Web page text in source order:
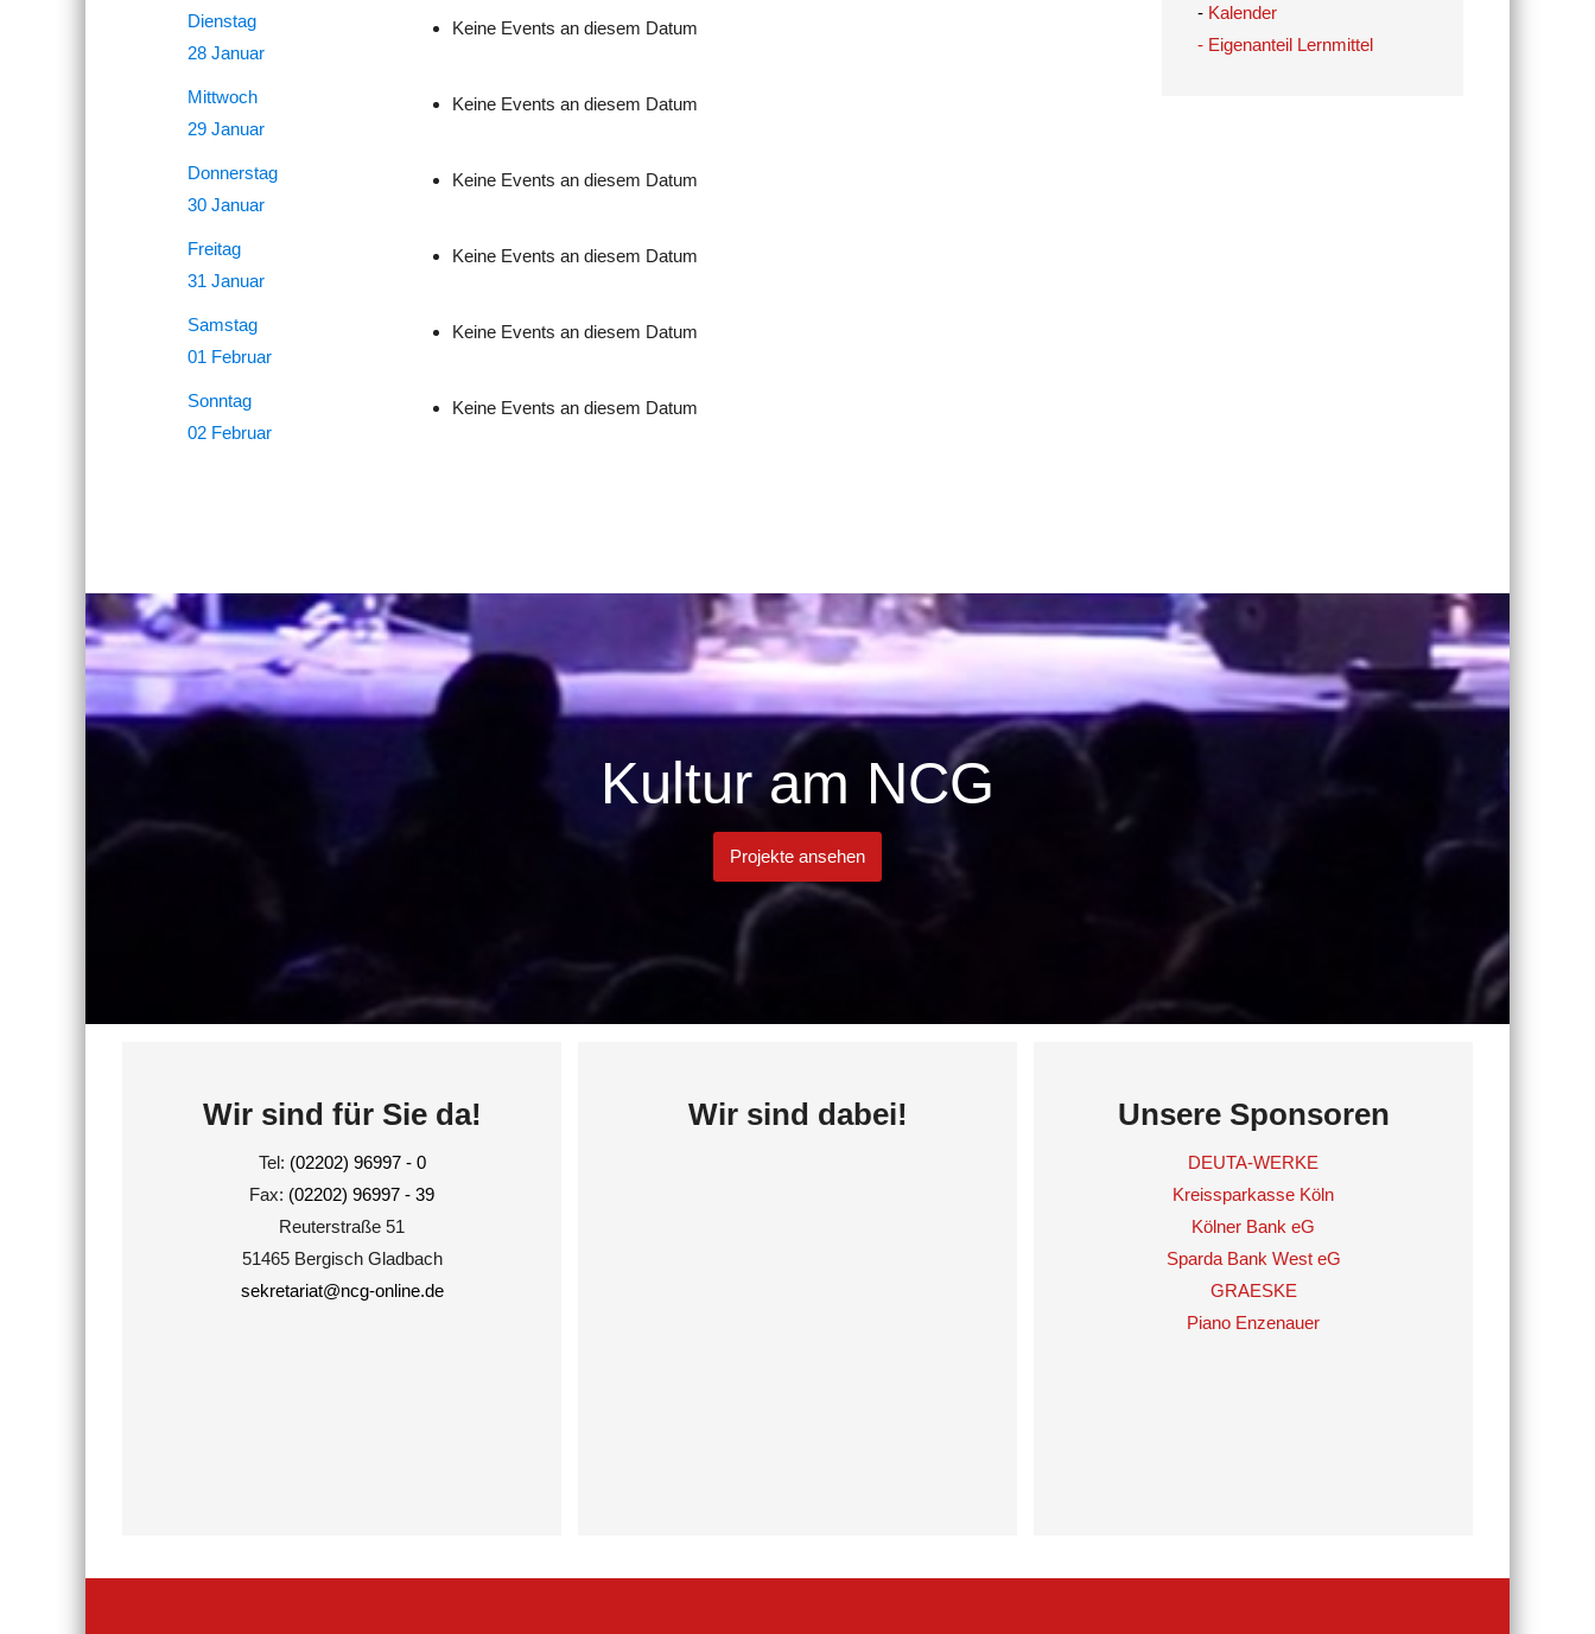
Dienstag
28 Januar
Keine Events an diesem Datum
Mittwoch
29 Januar
Keine Events an diesem Datum
Donnerstag
30 Januar
Keine Events an diesem Datum
Freitag
31 Januar
Keine Events an diesem Datum
Samstag
01 Februar
Keine Events an diesem Datum
Sonntag
02 Februar
Keine Events an diesem Datum
- Kalender
- Eigenanteil Lernmittel
Kultur am NCG
Projekte ansehen
Wir sind für Sie da!
Tel: (02202) 96997 - 0
Fax: (02202) 96997 - 39
Reuterstraße 51
51465 Bergisch Gladbach
sekretariat@ncg-online.de
Wir sind dabei! Unsere Sponsoren
DEUTA-WERKE
Kreissparkasse Köln
Kölner Bank eG
Sparda Bank West eG
GRAESKE
Piano Enzenauer